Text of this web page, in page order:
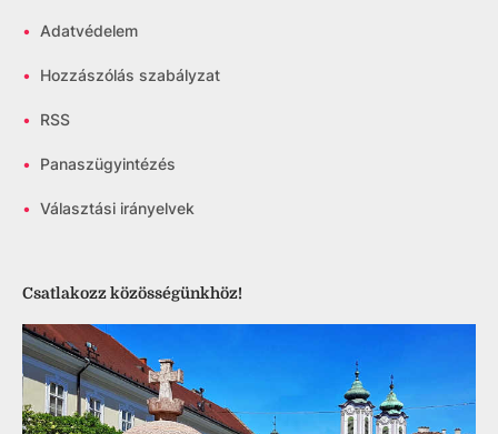
• Adatvédelem
• Hozzászólás szabályzat
• RSS
• Panaszügyintézés
• Választási irányelvek
Csatlakozz közösségünkhöz!